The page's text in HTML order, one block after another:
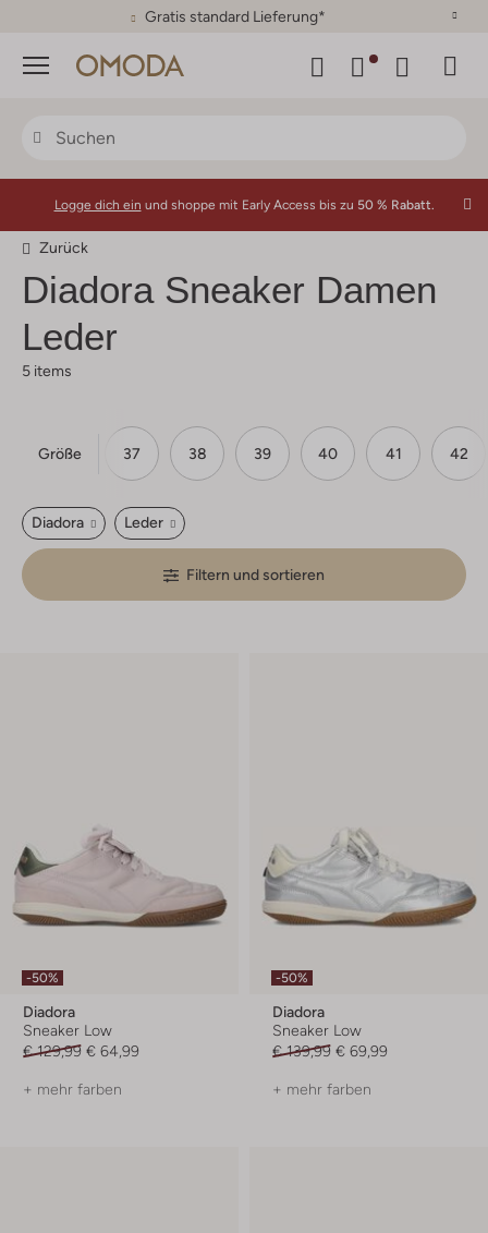
30 Tage Rückgaberecht
Menü
Logge dich ein und shoppe mit Early Access bis zu 50 % Rabatt.
Zurück
DiadoraSneaker Damen
Leder
5 items
Größe 37 38 39 40 41 42
Diadora Leder
Filtern und sortieren
-50%
Diadora
Sneaker Low
€ 129,99 € 64,99
+ mehr farben
-50%
Diadora
Sneaker Low
€ 139,99 € 69,99
+ mehr farben